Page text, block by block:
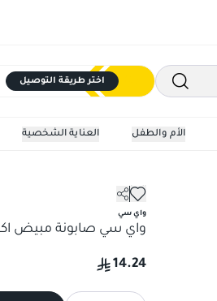
اختر طريقة التوصيل
العناية الشخصية الأم والطفل
الصابون
واي سي
واي سي صابونة مبيض
14.24